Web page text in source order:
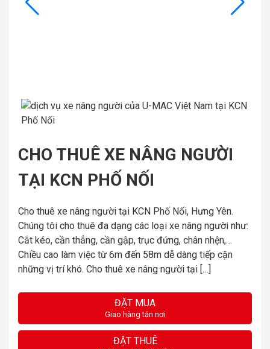
CHO THUÊ XE NÂNG NGƯỜI
TẠI KCN PHỐ NỐI
Cho thuê xe nâng người tại KCN Phố Nối, Hưng Yên.
Chúng tôi cho thuê đa dạng các loại xe nâng người như:
Cắt kéo, cần thẳng, cần gập, trục đứng, chân nhện,…
Chiều cao làm việc từ 6m đến 58m dễ dàng tiếp cận
những vị trí khó. Cho thuê xe nâng người tại […]
ĐẶT MUA
Giao hàng tận nơi
ĐẶT THUÊ